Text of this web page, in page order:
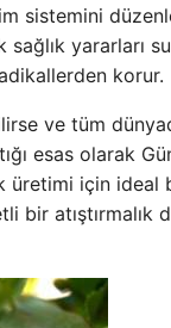
sistemini
yararları
korur.
ve tüm
esas olarak
üretimi için ideal
bir atıştırmalık